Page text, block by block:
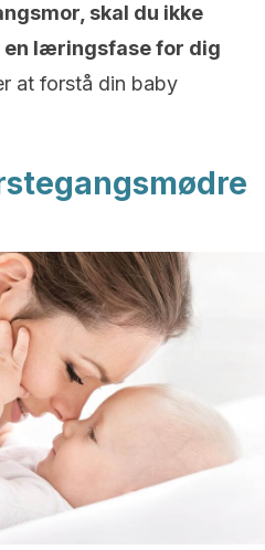
skal du ikke
en læringsfase for dig
at forstå din baby